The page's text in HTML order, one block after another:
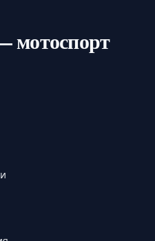
мотоспорт